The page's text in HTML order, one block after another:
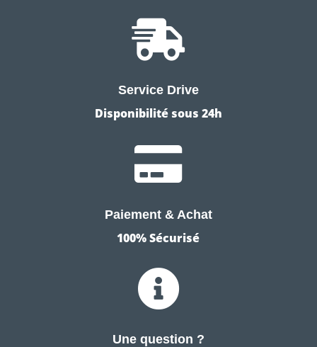

Service Drive
Disponibilité sous 24h

Paiement & Achat
100% Sécurisé

Une question ?